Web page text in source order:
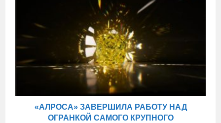
«АЛРОСА» ЗАВЕРШИЛА РАБОТУ НАД
ОГРАНКОЙ САМОГО КРУПНОГО